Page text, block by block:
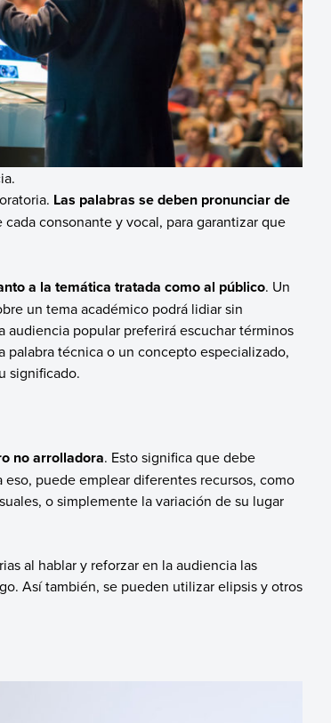
Las palabras se deben pronunciar de
consonante y vocal, para garantizar que
a la temática tratada como al público. Un
un tema académico podrá lidiar sin
popular preferirá escuchar términos
palabra técnica o un concepto especializado,
significado.
no arrolladora. Esto significa que debe
puede emplear diferentes recursos, como
o simplemente la variación de su lugar
al hablar y reforzar en la audiencia las
Así también, se pueden utilizar elipsis y otros